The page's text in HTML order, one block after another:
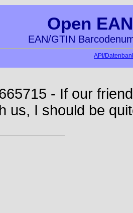
Open
EAN/GTIN
API/
- If our
us, I should be